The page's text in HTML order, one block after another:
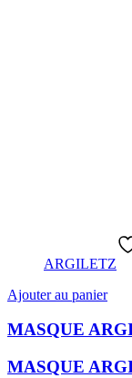
ARGILETZ
Ajouter au panier
MASQUE
MASQUE